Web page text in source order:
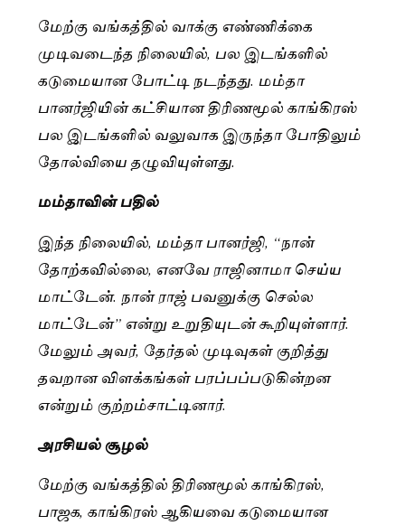
மேற்கு வங்கத்தில் வாக்கு எண்ணிக்கை
முடிவடைந்த நிலையில், பல இடங்களில்
கடுமையான போட்டி நடந்தது. மம்தா
பானர்ஜியின் கட்சியான திரிணமூல் காங்கிரஸ்
பல இடங்களில் வலுவாக இருந்தா போதிலும்
தோல்வியை தழுவியுள்ளது.
மம்தாவின் பதில்
இந்த நிலையில், மம்தா பானர்ஜி, “நான்
தோற்கவில்லை, எனவே ராஜினாமா செய்ய
மாட்டேன். நான் ராஜ் பவனுக்கு செல்ல
மாட்டேன்” என்று உறுதியுடன் கூறியுள்ளார்.
மேலும் அவர், தேர்தல் முடிவுகள் குறித்து
தவறான விளக்கங்கள் பரப்பப்படுகின்றன
என்றும் குற்றம்சாட்டினார்.
அரசியல் சூழல்
மேற்கு வங்கத்தில் திரிணமூல் காங்கிரஸ்,
பாஜக, காங்கிரஸ் ஆகியவை கடுமையான